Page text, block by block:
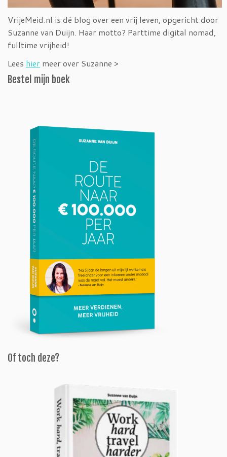
VrijeMeid.nl is dé blog over een vrij leven, opgericht door
Suzanne van Duijn. Haar motto? Parttime digital nomad,
fulltime vrijheid!
Lees hier meer over Suzanne >
Bestel mijn boek
Of toch deze?